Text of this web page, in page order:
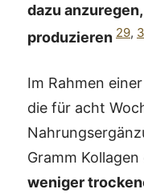
dazu
produzieren 29,
Im Rahmen
die für acht
Gramm
weniger